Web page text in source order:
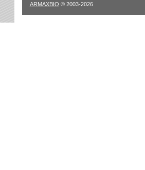
ARMAXBIO © 2003-2026